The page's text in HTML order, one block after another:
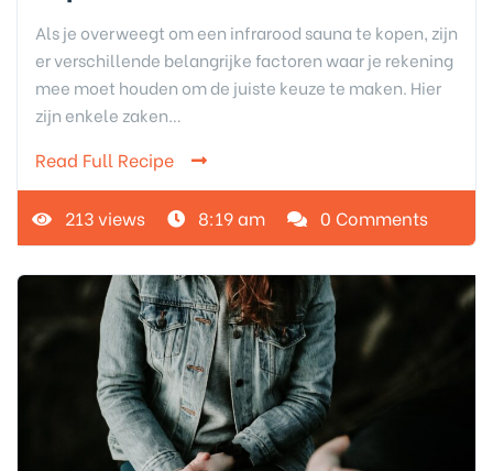
Als je overweegt om een infrarood sauna te kopen, zijn
er verschillende belangrijke factoren waar je rekening
mee moet houden om de juiste keuze te maken. Hier
zijn enkele zaken…
Read Full Recipe
213 views 8:19 am 0 Comments